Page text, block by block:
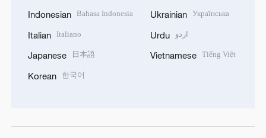
Indonesian Bahasa Indonesia
Italian Italiano
Japanese 日本語
Korean 한국어
Ukrainian Українська
Urdu اردو
Vietnamese Tiếng Việt